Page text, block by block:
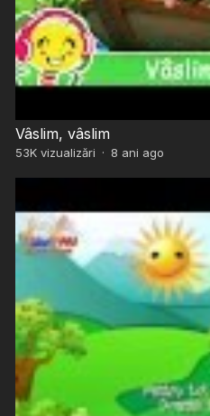
Vâslim, vâslim
53Kvizualizări · 8 ani ago